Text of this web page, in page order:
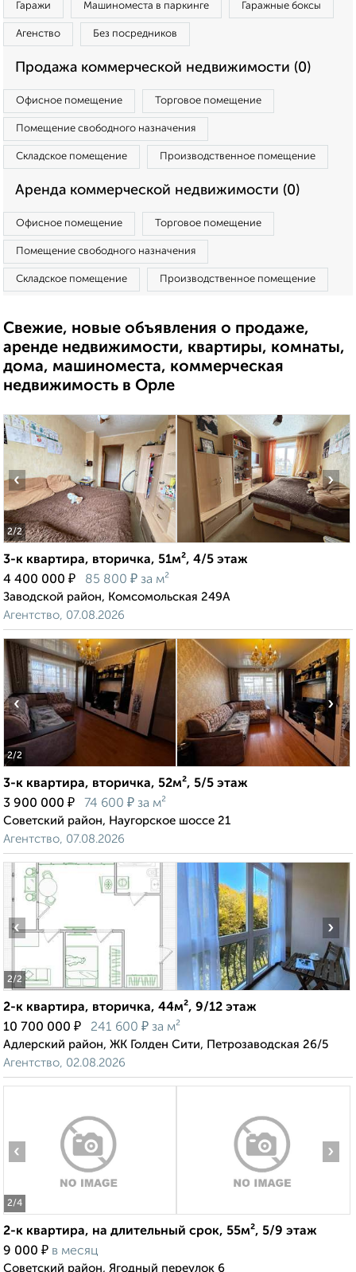
Гаражи Машиноместа в паркинге Гаражные боксы
Агенство Без посредников
Продажа коммерческой недвижимости (0)
Офисное помещение Торговое помещение
Помещение свободного назначения
Складское помещение Производственное помещение
Аренда коммерческой недвижимости (0)
Офисное помещение Торговое помещение
Помещение свободного назначения
Складское помещение Производственное помещение
Свежие, новые объявления о продаже,
аренде недвижимости, квартиры, комнаты,
дома, машиноместа, коммерческая
недвижимость в Орле
2/2
‹ ›
3-к квартира, вторичка, 51м², 4/5 этаж
4 400 000 ₽ 85 800 ₽ за м²
Заводской район, Комсомольская 249А
Агентство, 07.08.2026
2/2
‹ ›
3-к квартира, вторичка, 52м², 5/5 этаж
3 900 000 ₽ 74 600 ₽ за м²
Советский район, Наугорское шоссе 21
Агентство, 07.08.2026
2/2
‹ ›
2-к квартира, вторичка, 44м², 9/12 этаж
10 700 000 ₽ 241 600 ₽ за м²
Адлерский район, ЖК Голден Сити, Петрозаводская 26/5
Агентство, 02.08.2026
2/4
‹ ›
2-к квартира, на длительный срок, 55м², 5/9 этаж
9 000 ₽ в месяц
Советский район, Ягодный переулок 6